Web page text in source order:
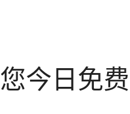
您今日免